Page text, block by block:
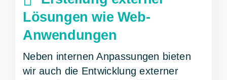
Lösungen wie Web-
Anwendungen
Neben internen Anpassungen bieten
wir auch die Entwicklung externer